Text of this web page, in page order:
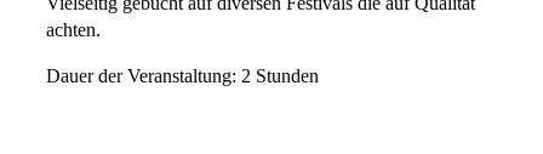
achten.
Dauer der Veranstaltung: 2 Stunden